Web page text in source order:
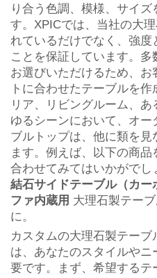
り合う色調、模様、サイ
す。XPICでは、当社の大
れているだけでなく、強度
ことを保証しています。
お選びいただけるため、
トに合わせたテーブルを
リア、リビングルーム、
ゆるシーンにおいて、オ
ブルトップは、他に類を
ます。例えば、以下の商
合わせてみてはいかがでし
結石サイドテーブル（カ
ファ内蔵用 大理石製テー
に。
カスタムの大理石製テーブ
は、あなたのスタイルや
要です。まず、希望する